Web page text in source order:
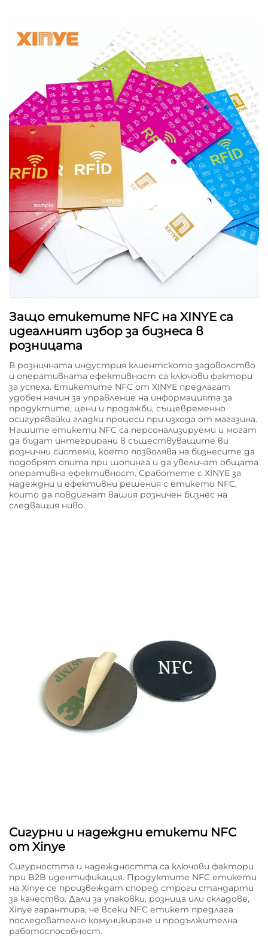
Защо етикетите NFC на XINYE са
идеалният избор за бизнеса в
розницата
В розничната индустрия клиентското задоволство
и оперативната ефективност са ключови фактори
за успеха. Етикетите NFC от XINYE предлагат
удобен начин за управление на информацията за
продуктите, цени и продажби, същевременно
осигурявайки гладки процеси при изхода от магазина.
Нашите етикети NFC са персонализируеми и могат
да бъдат интегрирани в съществуващите ви
рознични системи, което позволява на бизнесите да
подобрят опита при шопинга и да увеличат общата
оперативна ефективност. Сработете с XINYE за
надеждни и ефективни решения с етикети NFC,
които да повдигнат вашия розничен бизнес на
следващия ниво.
Сигурни и надеждни етикети NFC
от Xinye
Сигурността и надеждността са ключови фактори
при B2B идентификация. Продуктите NFC етикети
на Xinye се произвеждат според строги стандарти
за качество. Дали за упаковки, розница или складове,
Xinye гарантира, че всеки NFC етикет предлагa
последователно комуникиране и продължителна
работоспособност.